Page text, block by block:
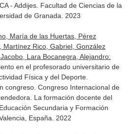
- Addijes. Facultad de Ciencias de la
de Granada. 2023
María de las Huertas, Pérez
Martínez Rico, Gabriel, González
Lara Bocanegra, Alejandro:
en el profesorado universitario de
Física y del Deporte.
congreso. Congreso Internacional de
La formación docente del
Secundaria y Formación
España. 2022